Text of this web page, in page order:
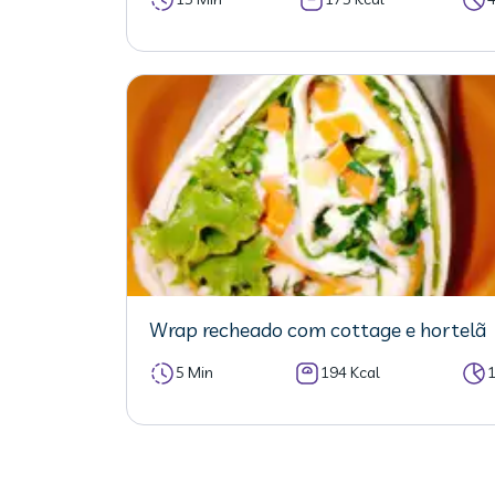
Wrap recheado com cottage e hortelã
5 Min 194 Kcal 1